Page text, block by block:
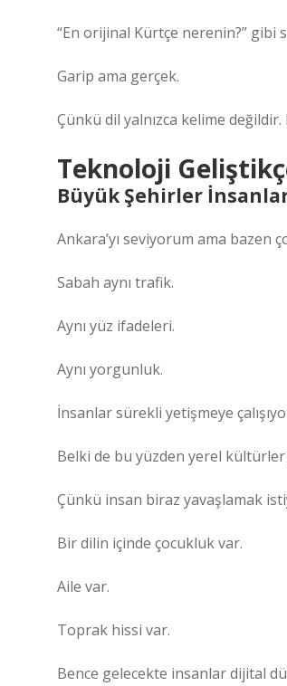
“En orijinal Kürtçe nerenin?”
Garip ama gerçek.
Çünkü dil yalnızca kelime değildir.
Teknoloji
Büyük Şehirler
Ankara’yı seviyorum ama bazen
Sabah aynı trafik.
Aynı yüz ifadeleri.
Aynı yorgunluk.
İnsanlar sürekli yetişmeye
Belki de bu yüzden yerel
Çünkü insan biraz yavaşlamak
Bir dilin içinde çocukluk var.
Aile var.
Toprak hissi var.
Bence gelecekte insanlar dijital